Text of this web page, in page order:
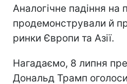
Аналогічне падіння на
продемонстрували й
ринки Європи та Азії.
Нагадаємо, 8 липня
Дональд Трамп